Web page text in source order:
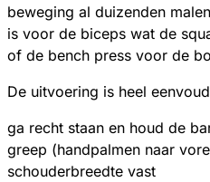
beweging al duizenden
is voor de biceps wat de
of de bench press voor de
De uitvoering is heel
ga recht staan en houd de
greep (handpalmen naar
schouderbreedte vast